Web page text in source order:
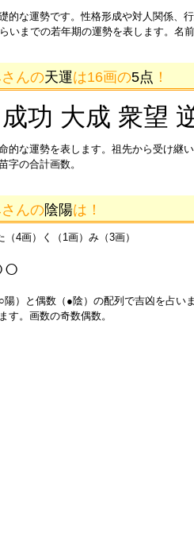
的な運勢です。性格形成や対人関係、
いまでの若年期の運勢を表します。名前
んの天運は16画の5点 ！
功 大成 衆望
的な運勢を表します。祖先から受け継
字の合計画数。
んの陰陽は！
4画）く（1画）み（3画）
陽）と偶数（●陰）の配列で吉凶を占い
す。画数の奇数偶数。